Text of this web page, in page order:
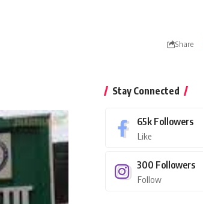
Share
Stay Connected
65k Followers
Like
300 Followers
Follow